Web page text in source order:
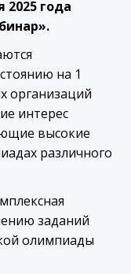
2025 года
на 1
организаций
интерес
высокие
различного
заданий
олимпиады